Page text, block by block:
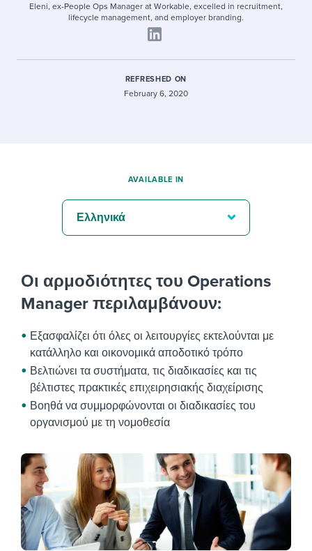
Eleni, ex-People Ops Manager at Workable, excelled in recruitment,
lifecycle management, and employer branding.
REFRESHED ON
February 6, 2020
Οι αρμοδιότητες του Operations
Manager περιλαμβάνουν:
Εξασφαλίζει ότι όλες οι λειτουργίες εκτελούνται με
κατάλληλο και οικονομικά αποδοτικό τρόπο
Βελτιώνει τα συστήματα, τις διαδικασίες και τις
βέλτιστες πρακτικές επιχειρησιακής διαχείρισης
Βοηθά να συμμορφώνονται οι διαδικασίες του
οργανισμού με τη νομοθεσία
AVAILABLE IN
Ελληνικά